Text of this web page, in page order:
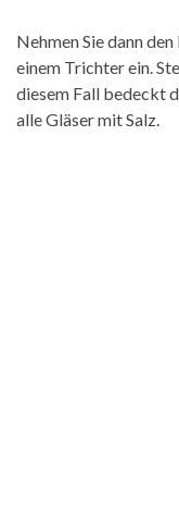
Nehmen Sie dann
einem Trichter ein.
diesem Fall bedeckt
alle Gläser mit Salz.